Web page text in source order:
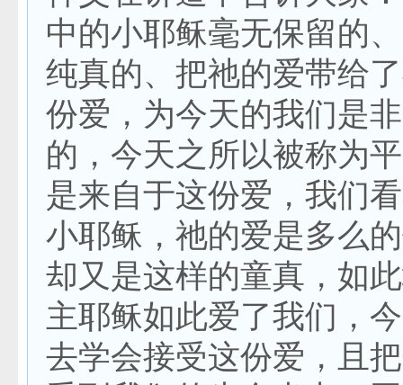
中的小耶稣毫无保留的
纯真的、把祂的爱带给
份爱，为今天的我们是
的，今天之所以被称为
是来自于这份爱，我们
小耶稣，祂的爱是多么
却又是这样的童真，如
主耶稣如此爱了我们，
去学会接受这份爱，且